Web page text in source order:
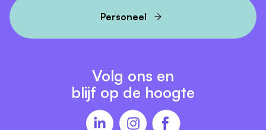
Personeel
Volg ons en
blijf op de hoogte